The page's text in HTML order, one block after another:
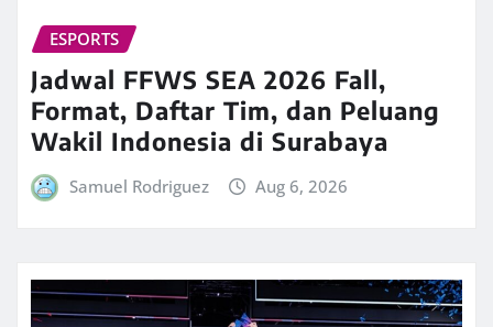
ESPORTS
Jadwal FFWS SEA 2026 Fall,
Format, Daftar Tim, dan Peluang
Wakil Indonesia di Surabaya
Samuel Rodriguez Aug 6, 2026